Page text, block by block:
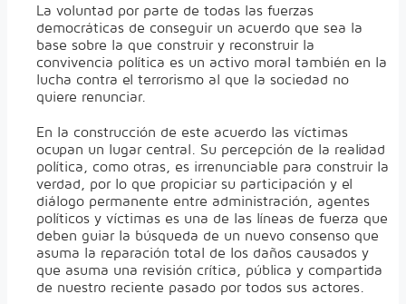
La voluntad por parte de todas las fuerzas
democráticas de conseguir un acuerdo que sea la
base sobre la que construir y reconstruir la
convivencia política es un activo moral también en la
lucha contra el terrorismo al que la sociedad no
quiere renunciar.
En la construcción de este acuerdo las víctimas
ocupan un lugar central. Su percepción de la realidad
política, como otras, es irrenunciable para construir la
verdad, por lo que propiciar su participación y el
diálogo permanente entre administración, agentes
políticos y víctimas es una de las líneas de fuerza que
deben guiar la búsqueda de un nuevo consenso que
asuma la reparación total de los daños causados y
que asuma una revisión crítica, pública y compartida
de nuestro reciente pasado por todos sus actores.